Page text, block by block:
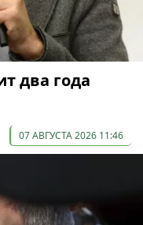
два года
07 АВГУСТА 2026 11:46